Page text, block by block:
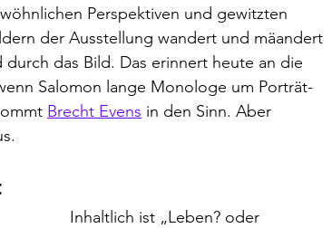
Perspektiven und gewitzten
der Ausstellung wandert und mäandert
das Bild. Das erinnert heute an die
Salomon lange Monologe um Porträt-
Brecht Evens in den Sinn. Aber
Inhaltlich ist „Leben? oder